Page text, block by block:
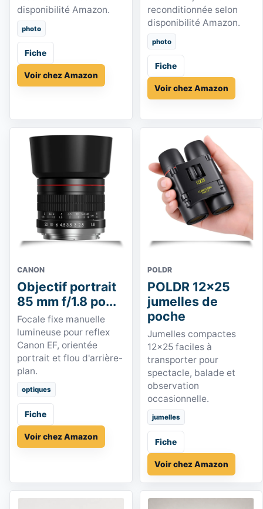
disponibilité Amazon.
photo
Fiche
Voir chez Amazon
reconditionnée selon
disponibilité Amazon.
photo
Fiche
Voir chez Amazon
CANON
Objectif portrait
85 mm f/1.8 po...
Focale fixe manuelle
lumineuse pour reflex
Canon EF, orientée
portrait et flou d'arrière-
plan.
optiques
Fiche
Voir chez Amazon
POLDR
POLDR 12x25
jumelles de
poche
Jumelles compactes
12x25 faciles à
transporter pour
spectacle, balade et
observation
occasionnelle.
jumelles
Fiche
Voir chez Amazon